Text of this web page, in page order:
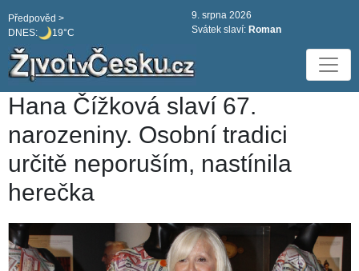
DNES: 19°C
Předpověd >
9. srpna 2026
Svátek slaví: Roman
Hana Čížková slaví 67.
narozeniny. Osobní tradici
určitě neporuším, nastínila
herečka